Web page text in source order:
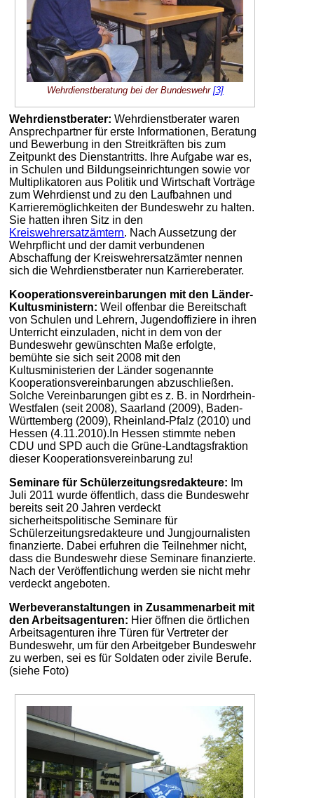
Wehrdienstberatung bei der Bundeswehr [3]
Wehrdienstberater: Wehrdienstberater waren
Ansprechpartner für erste Informationen, Beratung
und Bewerbung in den Streitkräften bis zum
Zeitpunkt des Dienstantritts. Ihre Aufgabe war es,
in Schulen und Bildungseinrichtungen sowie vor
Multiplikatoren aus Politik und Wirtschaft Vorträge
zum Wehrdienst und zu den Laufbahnen und
Karrieremöglichkeiten der Bundeswehr zu halten.
Sie hatten ihren Sitz in den
Kreiswehrersatzämtern. Nach Aussetzung der
Wehrpflicht und der damit verbundenen
Abschaffung der Kreiswehrersatzämter nennen
sich die Wehrdienstberater nun Karriereberater.
Kooperationsvereinbarungen mit den Länder-
Kultusministern: Weil offenbar die Bereitschaft
von Schulen und Lehrern, Jugendoffiziere in ihren
Unterricht einzuladen, nicht in dem von der
Bundeswehr gewünschten Maße erfolgte,
bemühte sie sich seit 2008 mit den
Kultusministerien der Länder sogenannte
Kooperationsvereinbarungen abzuschließen.
Solche Vereinbarungen gibt es z. B. in Nordrhein-
Westfalen (seit 2008), Saarland (2009), Baden-
Württemberg (2009), Rheinland-Pfalz (2010) und
Hessen (4.11.2010).In Hessen stimmte neben
CDU und SPD auch die Grüne-Landtagsfraktion
dieser Kooperationsvereinbarung zu!
Seminare für Schülerzeitungsredakteure: Im
Juli 2011 wurde öffentlich, dass die Bundeswehr
bereits seit 20 Jahren verdeckt
sicherheitspolitische Seminare für
Schülerzeitungsredakteure und Jungjournalisten
finanzierte. Dabei erfuhren die Teilnehmer nicht,
dass die Bundeswehr diese Seminare finanzierte.
Nach der Veröffentlichung werden sie nicht mehr
verdeckt angeboten.
Werbeveranstaltungen in Zusammenarbeit mit
den Arbeitsagenturen: Hier öffnen die örtlichen
Arbeitsagenturen ihre Türen für Vertreter der
Bundeswehr, um für den Arbeitgeber Bundeswehr
zu werben, sei es für Soldaten oder zivile Berufe.
(siehe Foto)